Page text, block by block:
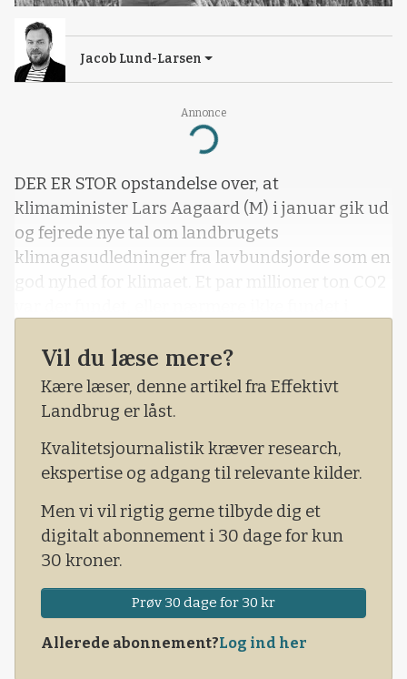
Annonce
Loading...
Jacob Lund-Larsen
DER ER STOR opstandelse over, at
klimaminister Lars Aagaard (M) i januar gik ud
og fejrede nye tal om landbrugets
klimagasudledninger fra lavbundsjorde som en
god nyhed for klimaet. Et par millioner ton CO2
Eller i hvert fald bedre end før, lod ministeren os
forstå. Det samme gjorde fødevareminister
Jacob Jensen (V).
Vil du læse mere?
Kære læser, denne artikel fra Effektivt
Landbrug er låst.
Kvalitetsjournalistik kræver research,
ekspertise og adgang til relevante kilder.
Men vi vil rigtig gerne tilbyde dig et
digitalt abonnement i 30 dage for kun
30 kroner.
Prøv 30 dage for 30 kr
Allerede abonnement?Log ind her